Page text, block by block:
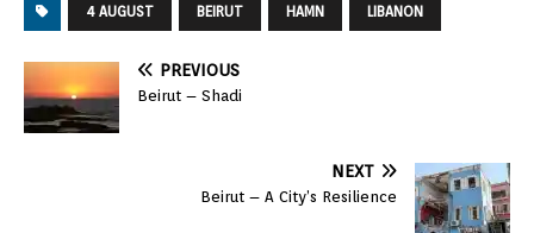
4 AUGUST BEIRUT HAMN LIBANON
PREVIOUS
Beirut – Shadi
NEXT
Beirut – A City’s Resilience